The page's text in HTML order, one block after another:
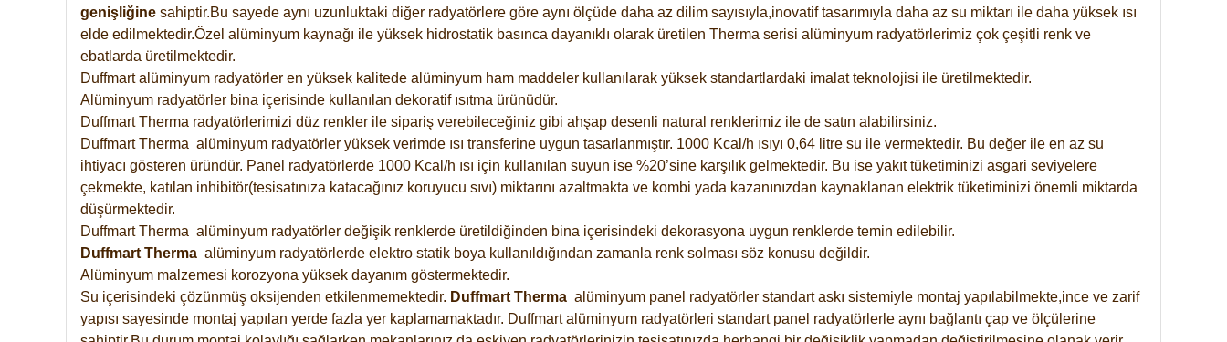
genişliğine sahiptir.Bu sayede aynı uzunluktaki diğer radyatörlere göre aynı ölçüde daha az dilim sayısıyla,inovatif tasarımıyla daha az su miktarı ile daha yüksek ısı
elde edilmektedir.Özel alüminyum kaynağı ile yüksek hidrostatik basınca dayanıklı olarak üretilen Therma serisi alüminyum radyatörlerimiz çok çeşitli renk ve
ebatlarda üretilmektedir.
Duffmart alüminyum radyatörler en yüksek kalitede alüminyum ham maddeler kullanılarak yüksek standartlardaki imalat teknolojisi ile üretilmektedir.
Alüminyum radyatörler bina içerisinde kullanılan dekoratif ısıtma ürünüdür.
Duffmart Therma radyatörlerimizi düz renkler ile sipariş verebileceğiniz gibi ahşap desenli natural renklerimiz ile de satın alabilirsiniz.
Duffmart Therma alüminyum radyatörler yüksek verimde ısı transferine uygun tasarlanmıştır. 1000 Kcal/h ısıyı 0,64 litre su ile vermektedir. Bu değer ile en az su
ihtiyacı gösteren üründür. Panel radyatörlerde 1000 Kcal/h ısı için kullanılan suyun ise %20’sine karşılık gelmektedir. Bu ise yakıt tüketiminizi asgari seviyelere
çekmekte, katılan inhibitör(tesisatınıza katacağınız koruyucu sıvı) miktarını azaltmakta ve kombi yada kazanınızdan kaynaklanan elektrik tüketiminizi önemli miktarda
düşürmektedir.
Duffmart Therma alüminyum radyatörler değişik renklerde üretildiğinden bina içerisindeki dekorasyona uygun renklerde temin edilebilir.
Duffmart Therma alüminyum radyatörlerde elektro statik boya kullanıldığından zamanla renk solması söz konusu değildir.
Alüminyum malzemesi korozyona yüksek dayanım göstermektedir.
Su içerisindeki çözünmüş oksijenden etkilenmemektedir. Duffmart Therma alüminyum panel radyatörler standart askı sistemiyle montaj yapılabilmekte,ince ve zarif
yapısı sayesinde montaj yapılan yerde fazla yer kaplamamaktadır. Duffmart alüminyum radyatörleri standart panel radyatörlerle aynı bağlantı çap ve ölçülerine